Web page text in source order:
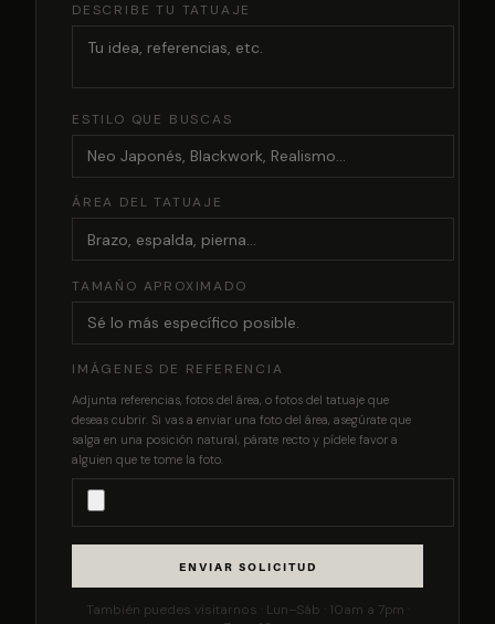
DESCRIBE TU TATUAJE
ESTILO QUE BUSCAS
ÁREA DEL TATUAJE
TAMAÑO APROXIMADO
IMÁGENES DE REFERENCIA
Adjunta referencias, fotos del área, o fotos del tatuaje que
deseas cubrir. Si vas a enviar una foto del área, asegúrate que
salga en una posición natural, párate recto y pídele favor a
alguien que te tome la foto.
ENVIAR SOLICITUD
También puedes visitarnos · Lun–Sáb · 10am a 7pm ·